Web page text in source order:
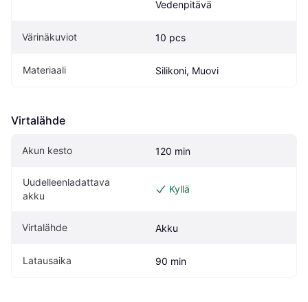
Vedenpitävä
Värinäkuviot 10 pcs
Materiaali Silikoni, Muovi
Virtalähde
Akun kesto 120 min
Uudelleenladattava
akku
Kyllä
Virtalähde Akku
Latausaika 90 min